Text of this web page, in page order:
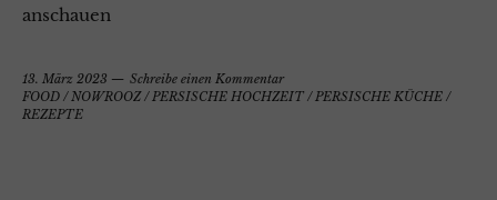
anschauen
13. März 2023
Schreibe einen Kommentar
FOOD / NOWROOZ/ PERSISCHE HOCHZEIT / PERSISCHE KÜCHE /
REZEPTE